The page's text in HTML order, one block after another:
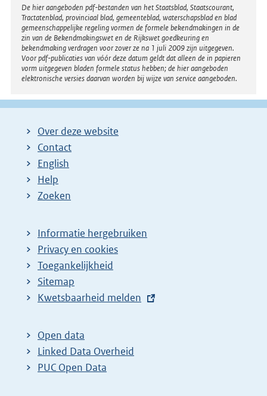
Disclaimer
De hier aangeboden pdf-bestanden van het Staatsblad, Staatscourant,
Tractatenblad, provinciaal blad, gemeenteblad, waterschapsblad en blad
gemeenschappelijke regeling vormen de formele bekendmakingen in de
zin van de Bekendmakingswet en de Rijkswet goedkeuring en
bekendmaking verdragen voor zover ze na 1 juli 2009 zijn uitgegeven.
Voor pdf-publicaties van vóór deze datum geldt dat alleen de in papieren
vorm uitgegeven bladen formele status hebben; de hier aangeboden
elektronische versies daarvan worden bij wijze van service aangeboden.
Over deze website
Contact
English
Help
Zoeken
Informatie hergebruiken
Privacy en cookies
Toegankelijkheid
Sitemap
E
t
e
r
Kwetsbaarheid melden
Open data
Linked Data Overheid
PUC Open Data